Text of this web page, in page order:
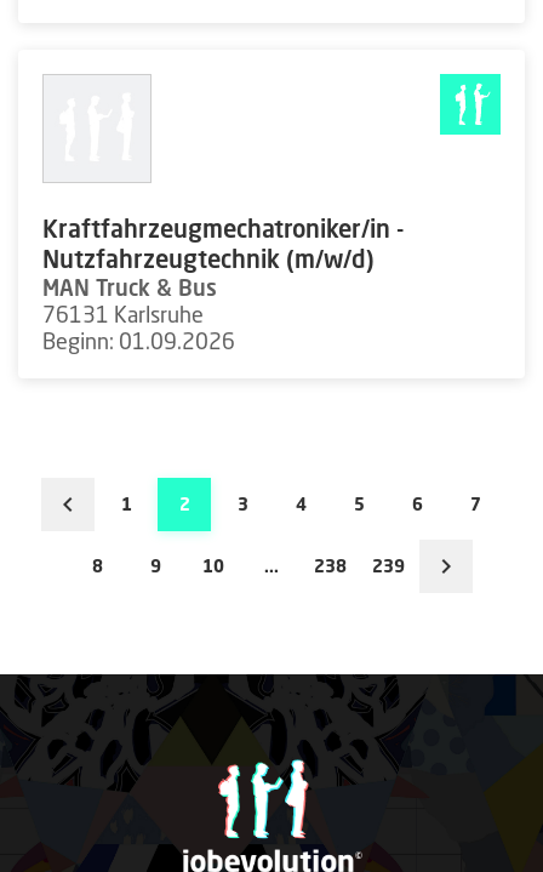
Kraftfahrzeugmechatroniker/in -
Nutzfahrzeugtechnik (m/w/d)
MAN Truck & Bus
76131 Karlsruhe
Beginn: 01.09.2026
1 2 3 4 5 6 7
8 9 10 ... 238 239